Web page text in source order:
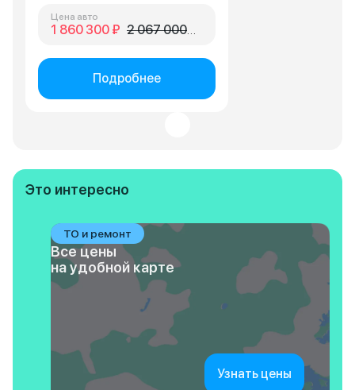
Цена авто
1 860 300 ₽ 2 067 000 ₽
Подробнее
Это интересно
ТО и ремонт
Все цены
на удобной карте
Узнать цены